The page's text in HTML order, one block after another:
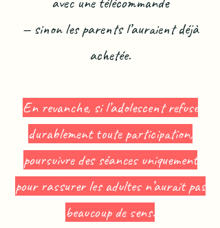
— sinon les parents l’auraient déjà
achetée.
En revanche, si l’adolescent refuse
durablement toute participation,
poursuivre des séances uniquement
pour rassurer les adultes n’aurait pas
beaucoup de sens.